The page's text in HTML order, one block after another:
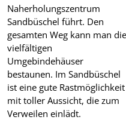
Naherholungszentrum
Sandbüschel führt. Den
gesamten Weg kann man die
vielfältigen
Umgebindehäuser
bestaunen. Im Sandbüschel
ist eine gute Rastmöglichkeit
mit toller Aussicht, die zum
Verweilen einlädt.